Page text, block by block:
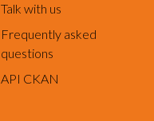
Talk with us
Frequently asked
questions
API CKAN